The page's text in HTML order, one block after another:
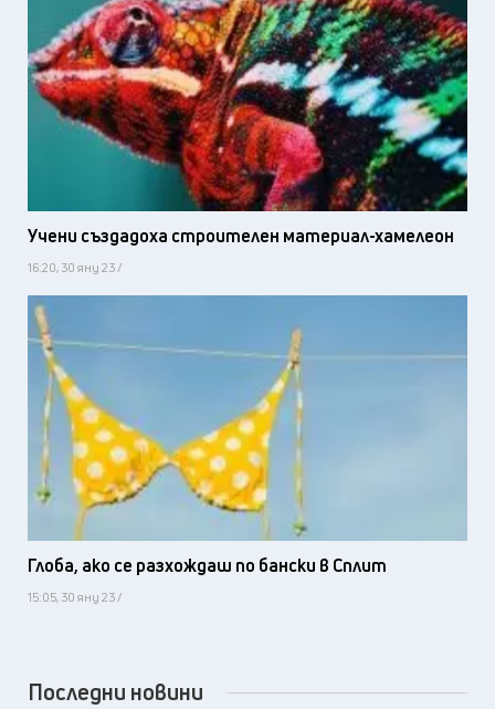
Учени създадоха строителен материал-хамелеон
16:20, 30 яну 23 /
Глоба, ако се разхождаш по бански в Сплит
15:05, 30 яну 23 /
Последни новини